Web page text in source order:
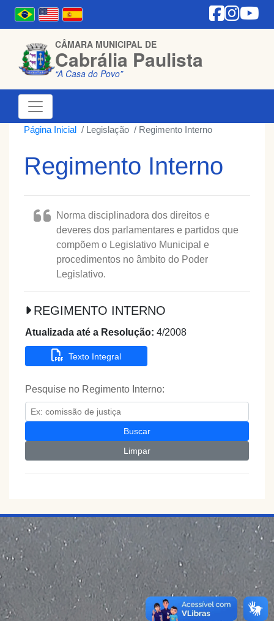
CÂMARA MUNICIPAL DE
Cabrália Paulista
“A Casa do Povo”
Página Inicial Legislação Regimento Interno
Regimento Interno
Norma disciplinadora dos direitos e
deveres dos parlamentares e partidos que
compõem o Legislativo Municipal e
procedimentos no âmbito do Poder
Legislativo.
REGIMENTO INTERNO
Atualizada até a Resolução: 4/2008
Texto Integral
Pesquise no Regimento Interno:
Buscar
Limpar